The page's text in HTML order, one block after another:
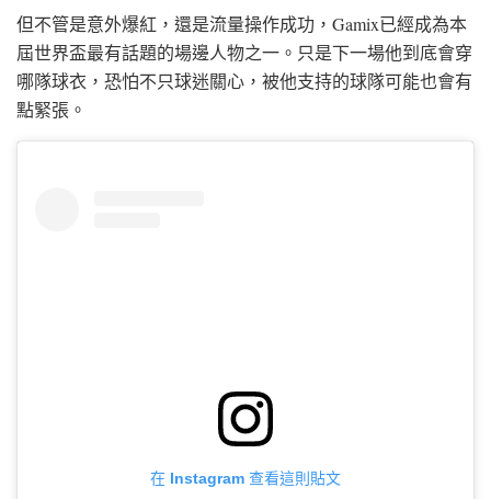
但不管是意外爆紅，還是流量操作成功，Gamix已經成為本
屆世界盃最有話題的場邊人物之一。只是下一場他到底會穿
哪隊球衣，恐怕不只球迷關心，被他支持的球隊可能也會有
點緊張。
在 Instagram 查看這則貼文